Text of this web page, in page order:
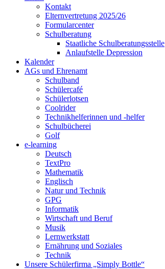
Kontakt
Elternvertretung 2025/26
Formularcenter
Schulberatung
Staatliche Schulberatungsstelle
Anlaufstelle Depression
Kalender
AGs und Ehrenamt
Schulband
Schülercafé
Schülerlotsen
Coolrider
Technikhelferinnen und -helfer
Schulbücherei
Golf
e-learning
Deutsch
TextPro
Mathematik
Englisch
Natur und Technik
GPG
Informatik
Wirtschaft und Beruf
Musik
Lernwerkstatt
Ernährung und Soziales
Technik
Unsere Schülerfirma „Simply Bottle“